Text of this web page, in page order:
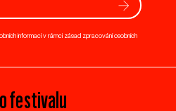
informací v rámci zásad zpracování osobních
festivalu